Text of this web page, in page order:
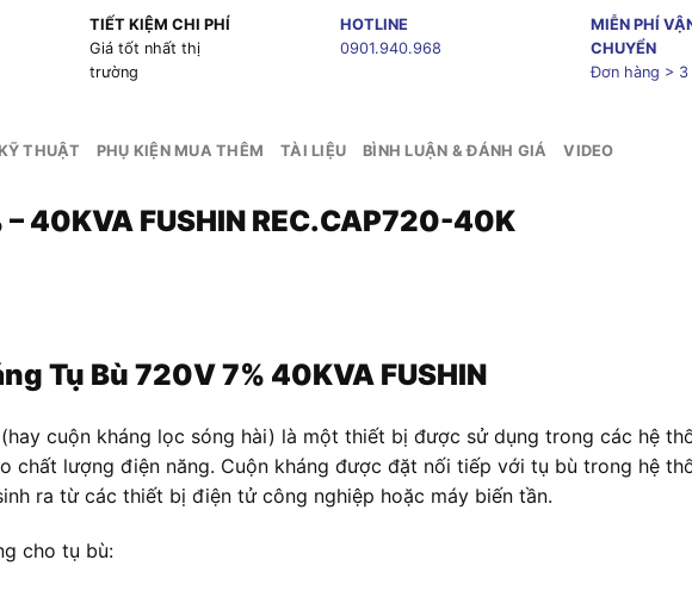
TIẾT KIỆM CHI PHÍ
Giá tốt nhất thị
trường
HOTLINE
0901.940.968
MIỄN PHÍ
CHUYỂN
Đơn hàng > 3
THUẬT PHỤ KIỆN MUA THÊM TÀI LIỆU BÌNH LUẬN & ĐÁNH GIÁ VIDEO
40KVA FUSHIN REC.CAP720-40K
Tụ Bù 720V 7% 40KVA FUSHIN
(hay cuộn kháng lọc sóng hài) là một thiết bị được sử dụng trong các hệ
chất lượng điện năng. Cuộn kháng được đặt nối tiếp với tụ bù trong hệ
ra từ các thiết bị điện tử công nghiệp hoặc máy biến tần.
cho tụ bù: